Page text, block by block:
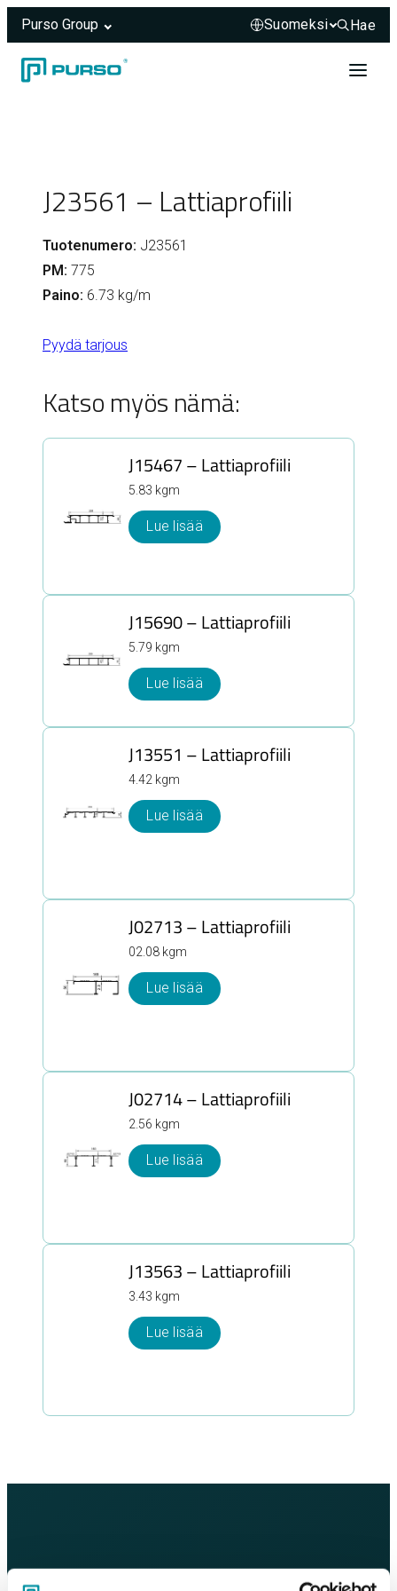
Purso Group
Hae
Hae
J23561 – Lattiaprofiili
Tuotenumero: J23561
PM: 775
Paino: 6.73 kg/m
Pyydä tarjous
Katso myös nämä:
J15467 – Lattiaprofiili
5.83 kgm
Lue lisää
J15690 – Lattiaprofiili
5.79 kgm
Lue lisää
J13551 – Lattiaprofiili
4.42 kgm
Lue lisää
J02713 – Lattiaprofiili
02.08 kgm
Lue lisää
J02714 – Lattiaprofiili
2.56 kgm
Lue lisää
J13563 – Lattiaprofiili
3.43 kgm
Lue lisää